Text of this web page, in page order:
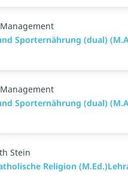
Sporternährung (dual)
Sporternährung (dual)
Stein
Religion